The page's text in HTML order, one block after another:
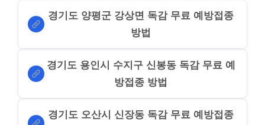
경기도 양평군 강상면 독감 무료 예방접종
방법
경기도 용인시 수지구 신봉동 독감 무료 예
방접종 방법
경기도 오산시 신장동 독감 무료 예방접종